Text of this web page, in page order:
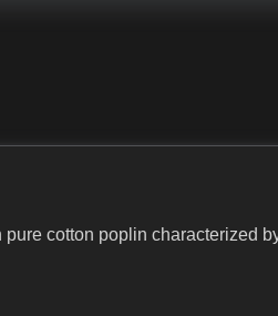
pure cotton poplin characterized